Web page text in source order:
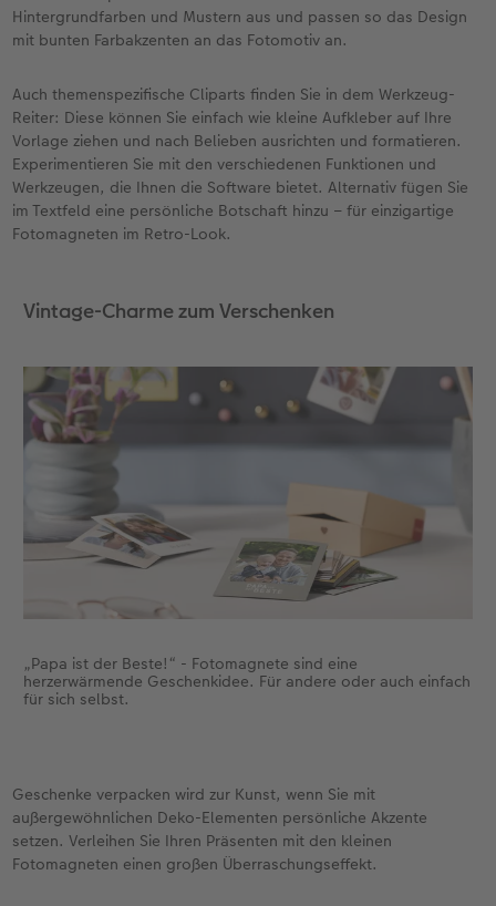
Hintergrundfarben und Mustern aus und passen so das Design
mit bunten Farbakzenten an das Fotomotiv an.
Auch themenspezifische Cliparts finden Sie in dem Werkzeug-
Reiter: Diese können Sie einfach wie kleine Aufkleber auf Ihre
Vorlage ziehen und nach Belieben ausrichten und formatieren.
Experimentieren Sie mit den verschiedenen Funktionen und
Werkzeugen, die Ihnen die Software bietet. Alternativ fügen Sie
im Textfeld eine persönliche Botschaft hinzu – für einzigartige
Fotomagneten im Retro-Look.
Vintage-Charme zum Verschenken
„Papa ist der Beste!“ - Fotomagnete sind eine
herzerwärmende Geschenkidee. Für andere oder auch einfach
für sich selbst.
Geschenke verpacken wird zur Kunst, wenn Sie mit
außergewöhnlichen Deko-Elementen persönliche Akzente
setzen. Verleihen Sie Ihren Präsenten mit den kleinen
Fotomagneten einen großen Überraschungseffekt.